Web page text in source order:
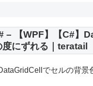
– 【WPF】【C#】
にずれる｜teratail
でセルの背